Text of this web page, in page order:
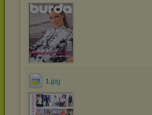
1.jpg